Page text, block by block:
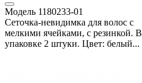
Модель 1180233-01
Сеточка-невидимка для волос с
мелкими ячейками, с резинкой. В
упаковке 2 штуки. Цвет: белый...